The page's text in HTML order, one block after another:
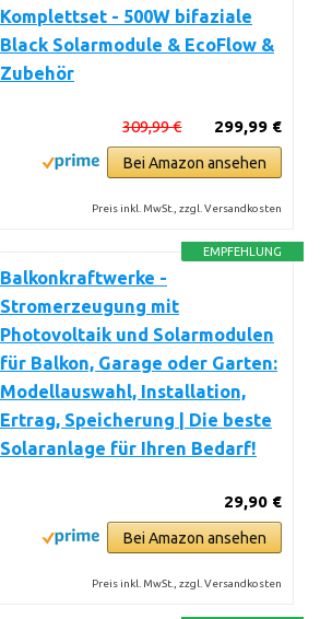
Komplettset - 500W bifaziale
Black Solarmodule & EcoFlow &
Zubehör
299,99 €
309,99 €
Bei Amazon ansehen
Preis inkl. MwSt., zzgl. Versandkosten
EMPFEHLUNG
Balkonkraftwerke -
Stromerzeugung mit
Photovoltaik und Solarmodulen
für Balkon, Garage oder Garten:
Modellauswahl, Installation,
Ertrag, Speicherung | Die beste
Solaranlage für Ihren Bedarf!
29,90 €
Bei Amazon ansehen
Preis inkl. MwSt., zzgl. Versandkosten